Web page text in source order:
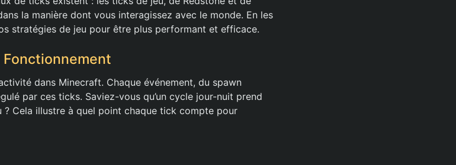
la manière dont vous interagissez avec le monde. En les
stratégies de jeu pour être plus performant et efficace.
Fonctionnement
dans Minecraft. Chaque événement, du spawn
par ces ticks. Saviez-vous qu’un cycle jour-nuit prend
Cela illustre à quel point chaque tick compte pour